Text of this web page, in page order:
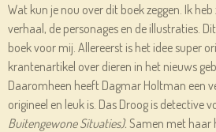
Wat kun je nou over dit boek zeggen. Ik
verhaal, de personages en de illustraties.
boek voor mij. Allereerst is het idee super
krantenartikel over dieren in het nieuws
Daaromheen heeft Dagmar Holtman een
origineel en leuk is. Das Droog is detective
Buitengewone Situaties). Samen met haar